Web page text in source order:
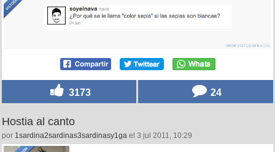
3173 24
Hostia al canto
por 1sardina2sardinas3sardinasy1ga el 3 jul 2011, 10:29